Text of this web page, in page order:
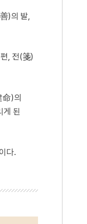
)의 발,
, 전(箋)
命)의
게 된
다.